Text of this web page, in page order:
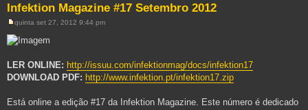
Infektion Magazine #17 Setembro 2012
M
e
n
a
g
e
quinta set 27, 2012 9:44 pm
LER ONLINE: http://issuu.com/infektionmag/docs/infektion17
DOWNLOAD PDF: http://www.infektion.pt/infektion17.zip
Está online a edição #17 da Infektion Magazine. Este número é dedicado